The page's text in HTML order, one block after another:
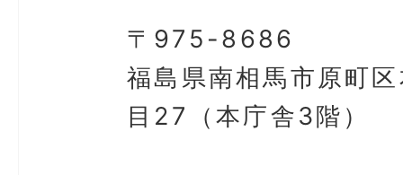
〒975-8686
福島県南相馬市原町
目27（本庁舎3階）